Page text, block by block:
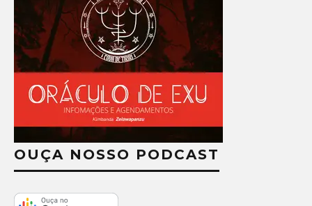
OUÇA NOSSO PODCAST